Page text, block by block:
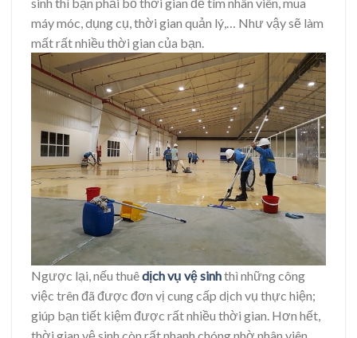
máy móc, dụng cụ, thời gian quản lý,… Như vậy sẽ làm
mất rất nhiều thời gian của bạn.
Ngược lại, nếu thuêdịch vụ vệ sinhthì những công
việc trên đã được đơn vị cung cấp dịch vụ thực hiện;
giúp bạn tiết kiệm được rất nhiều thời gian. Hơn hết,